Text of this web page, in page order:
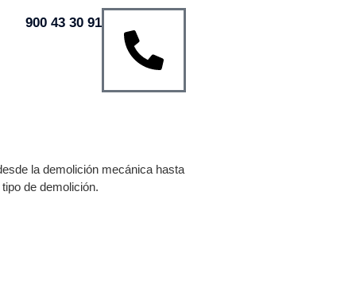
900 43 30 91
la demolición mecánica hasta
de demolición.